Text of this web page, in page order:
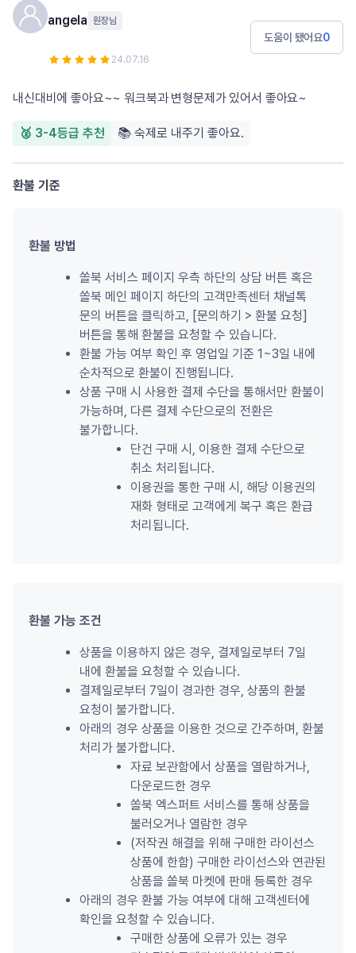
angela 원장님
24.07.16
도움이 됐어요0
내신대비에 좋아요~~ 워크북과 변형문제가 있어서 좋아요~
🥈 3-4등급 추천 📚 숙제로 내주기 좋아요.
환불 기준
환불 방법
쏠북 서비스 페이지 우측 하단의 상담 버튼 혹은
쏠북 메인 페이지 하단의 고객만족센터 채널톡
문의 버튼을 클릭하고, [문의하기 > 환불 요청]
버튼을 통해 환불을 요청할 수 있습니다.
환불 가능 여부 확인 후 영업일 기준 1~3일 내에
순차적으로 환불이 진행됩니다.
상품 구매 시 사용한 결제 수단을 통해서만 환불이
가능하며, 다른 결제 수단으로의 전환은
불가합니다.
단건 구매 시, 이용한 결제 수단으로
취소 처리됩니다.
이용권을 통한 구매 시, 해당 이용권의
재화 형태로 고객에게 복구 혹은 환급
처리됩니다.
환불 가능 조건
상품을 이용하지 않은 경우, 결제일로부터 7일
내에 환불을 요청할 수 있습니다.
결제일로부터 7일이 경과한 경우, 상품의 환불
요청이 불가합니다.
아래의 경우 상품을 이용한 것으로 간주하며, 환불
처리가 불가합니다.
자료 보관함에서 상품을 열람하거나,
다운로드한 경우
쏠북 엑스퍼트 서비스를 통해 상품을
불러오거나 열람한 경우
(저작권 해결을 위해 구매한 라이선스
상품에 한함) 구매한 라이선스와 연관된
상품을 쏠북 마켓에 판매 등록한 경우
아래의 경우 환불 가능 여부에 대해 고객센터에
확인을 요청할 수 있습니다.
구매한 상품에 오류가 있는 경우